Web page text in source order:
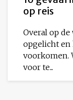
op reis
Overal op
opgelicht en
voorkomen.
voor te...